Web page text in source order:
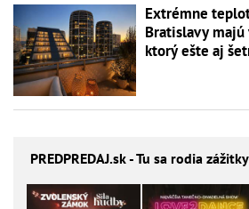
Extrémne
Bratislavy
ktorý ešte aj
PREDPREDAJ.sk - Tu sa rodia zážitky